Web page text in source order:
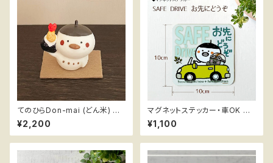
てのひらDon-mai (どん米) ＊
天むす ハンドメイドフィギュア
ススメ隊長
¥2,200
マグネットステッカー・車OK ス
スメ隊長 ＊SAFE DREIVE お先
にどうぞ
¥1,100